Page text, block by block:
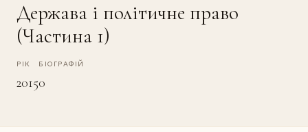
Держава і політичне право
(Частина 1)
РІК
2015
БІОГРАФІЙ
0